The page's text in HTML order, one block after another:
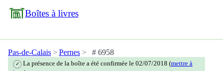
Boîtes à livres
Pas-de-Calais Pernes # 6958
✓ La présence de la boîte a été confirmée le 02/07/2018 (mettre à